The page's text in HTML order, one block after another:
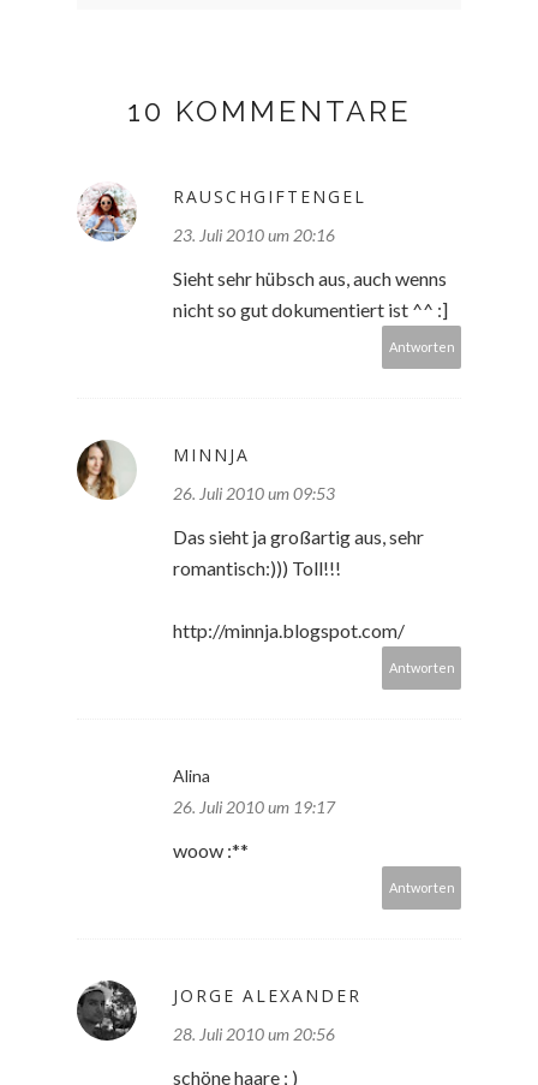
10 KOMMENTARE
RAUSCHGIFTENGEL
23. Juli 2010 um 20:16
Sieht sehr hübsch aus, auch wenns
nicht so gut dokumentiert ist ^^ :]
Antworten
MINNJA
26. Juli 2010 um 09:53
Das sieht ja großartig aus, sehr
romantisch:))) Toll!!!
http://minnja.blogspot.com/
Antworten
Alina
26. Juli 2010 um 19:17
woow :**
Antworten
JORGE ALEXANDER
28. Juli 2010 um 20:56
schöne haare ; )